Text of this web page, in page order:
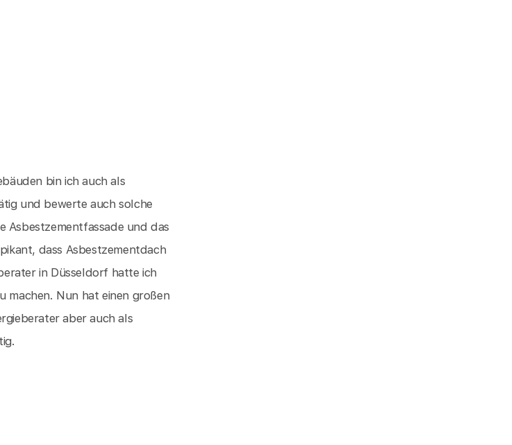
bin ich auch als
und bewerte auch solche
Asbestzementfassade und das
dass Asbestzementdach
in Düsseldorf hatte ich
machen. Nun hat einen großen
aber auch als